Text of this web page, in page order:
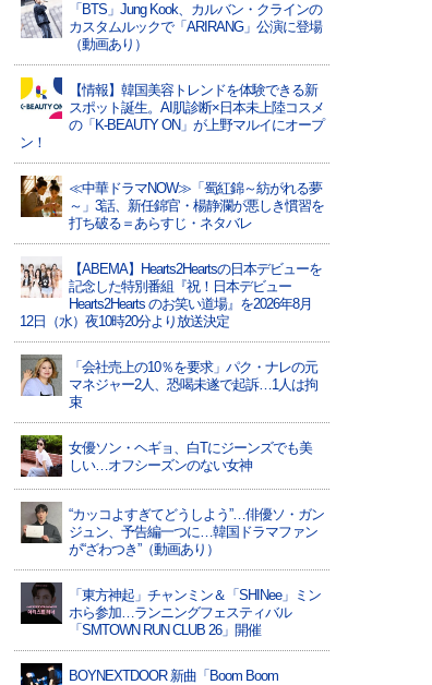
「BTS」Jung Kook、カルバン・クラインの
カスタムルックで「ARIRANG」公演に登場
（動画あり）
【情報】韓国美容トレンドを体験できる新
スポット誕生。AI肌診断×日本未上陸コスメ
の「K-BEAUTY ON」が上野マルイにオープ
ン！
≪中華ドラマNOW≫「蜀紅錦～紡がれる夢
～」3話、新任錦官・楊静瀾が悪しき慣習を
打ち破る＝あらすじ・ネタバレ
【ABEMA】Hearts2Heartsの日本デビューを
記念した特別番組『祝！日本デビュー
Hearts2Hearts のお笑い道場』を2026年8月
12日（水）夜10時20分より放送決定
「会社売上の10％を要求」パク・ナレの元
マネジャー2人、恐喝未遂で起訴…1人は拘
束
女優ソン・ヘギョ、白Tにジーンズでも美
しい…オフシーズンのない女神
“カッコよすぎてどうしよう”…俳優ソ・ガン
ジュン、予告編一つに…韓国ドラマファン
が“ざわつき”（動画あり）
「東方神起」チャンミン＆「SHINee」ミン
ホら参加…ランニングフェスティバル
「SMTOWN RUN CLUB 26」開催
BOYNEXTDOOR 新曲「Boom Boom